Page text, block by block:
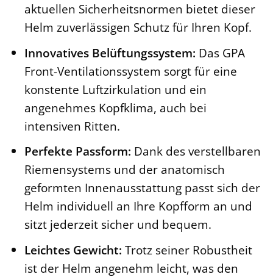
aktuellen Sicherheitsnormen bietet dieser
Helm zuverlässigen Schutz für Ihren Kopf.
Innovatives Belüftungssystem: Das GPA
Front-Ventilationssystem sorgt für eine
konstente Luftzirkulation und ein
angenehmes Kopfklima, auch bei
intensiven Ritten.
Perfekte Passform: Dank des verstellbaren
Riemensystems und der anatomisch
geformten Innenausstattung passt sich der
Helm individuell an Ihre Kopfform an und
sitzt jederzeit sicher und bequem.
Leichtes Gewicht: Trotz seiner Robustheit
ist der Helm angenehm leicht, was den